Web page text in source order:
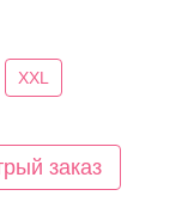
XXL
заказ